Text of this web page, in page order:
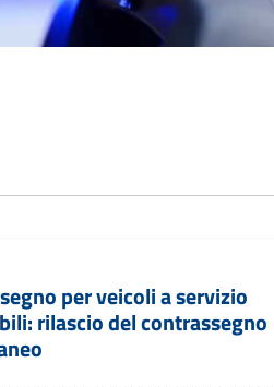
per veicoli a servizio
rilascio del contrassegno